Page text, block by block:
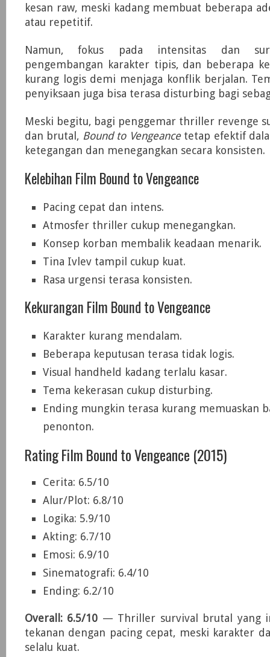
kesan raw, meski kadang membuat beberapa
atau repetitif.
Namun, fokus pada intensitas dan
pengembangan karakter tipis, dan beberapa
kurang logis demi menjaga konflik berjalan.
penyiksaan juga bisa terasa disturbing bagi
Meski begitu, bagi penggemar thriller revenge
dan brutal, Bound to Vengeancetetap efektif
ketegangan dan menegangkan secara konsisten.
Kelebihan Film Bound to Vengeance
Pacing cepat dan intens.
Atmosfer thriller cukup menegangkan.
Konsep korban membalik keadaan menarik.
Tina Ivlev tampil cukup kuat.
Rasa urgensi terasa konsisten.
Kekurangan Film Bound to Vengeance
Karakter kurang mendalam.
Beberapa keputusan terasa tidak logis.
Visual handheld kadang terlalu kasar.
Tema kekerasan cukup disturbing.
Ending mungkin terasa kurang memuaskan
penonton.
Rating Film Bound to Vengeance (2015)
Cerita: 6.5/10
Alur/Plot: 6.8/10
Logika: 5.9/10
Akting: 6.7/10
Emosi: 6.9/10
Sinematografi: 6.4/10
Ending: 6.2/10
Overall: 6.5/10 — Thriller survival brutal yang
tekanan dengan pacing cepat, meski karakter
selalu kuat.